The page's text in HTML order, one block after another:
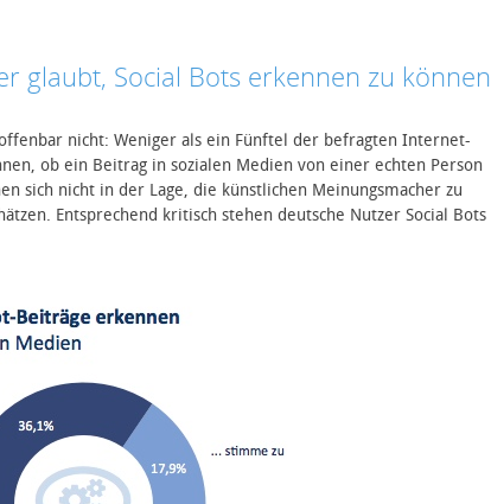
glaubt, Social Bots erkennen zu können
nicht: Weniger als ein Fünftel der befragten Internet-
ob ein Beitrag in sozialen Medien von einer echten Person
sich nicht in der Lage, die künstlichen Meinungsmacher zu
Entsprechend kritisch stehen deutsche Nutzer Social Bots